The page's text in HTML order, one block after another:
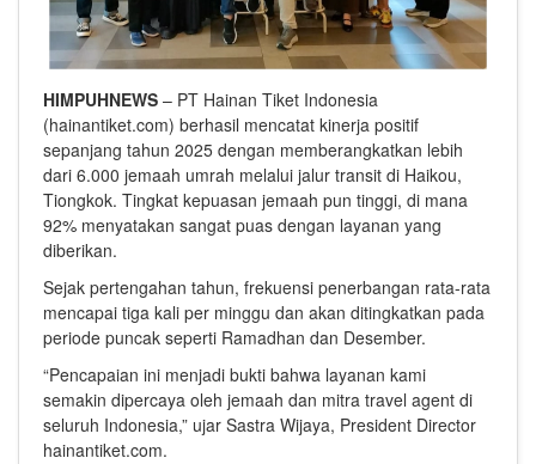
HIMPUHNEWS – PT Hainan Tiket Indonesia
(hainantiket.com) berhasil mencatat kinerja positif
sepanjang tahun 2025 dengan memberangkatkan lebih
dari 6.000 jemaah umrah melalui jalur transit di Haikou,
Tiongkok. Tingkat kepuasan jemaah pun tinggi, di mana
92% menyatakan sangat puas dengan layanan yang
diberikan.
Sejak pertengahan tahun, frekuensi penerbangan rata-rata
mencapai tiga kali per minggu dan akan ditingkatkan pada
periode puncak seperti Ramadhan dan Desember.
“Pencapaian ini menjadi bukti bahwa layanan kami
semakin dipercaya oleh jemaah dan mitra travel agent di
seluruh Indonesia,” ujar Sastra Wijaya, President Director
hainantiket.com.